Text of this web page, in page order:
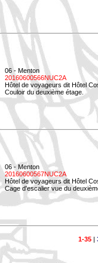
06 - Menton
20160600566NUC2A
Hôtel de voyageurs dit Hôtel
Couloir du deuxième étage.
06 - Menton
20160600567NUC2A
Hôtel de voyageurs dit Hôtel
Cage d'escalier vue du
1-35|